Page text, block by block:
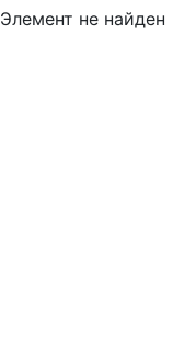
Элемент не найден